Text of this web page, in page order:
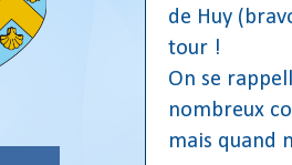
de Huy
tour !
On se
nombreux
mais quand